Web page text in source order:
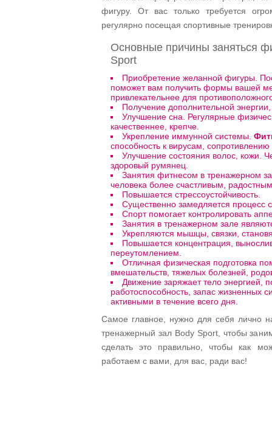
фигуру. От вас только требуется
регулярно посещая спортивные
Основные причины заняться
Sport
Приобретение желанной фигуры.
поможет вам получить формы вашей
привлекательнее для
Получение дополнительной
Улучшение сна. Регулярные
качественнее, крепче.
Укрепление иммунной системы.
способность к вирусам,
Улучшение состояния волос, кожи.
здоровый румянец.
Занятия фитнесом в тренажерном
человека более счастливым,
Повышается стрессоустойчивость.
Существенно замедляется процесс
Спорт помогает контролировать
Занятия в тренажерном зале
Укрепляются мышцы, связки,
Повышается концентрация,
переутомлением.
Отличная физическая подготовка
вмешательств, тяжелых болезней,
Движение заряжает тело энергией,
работоспособность, запас жизненных
активными в течение всего дня.
Самое главное, нужно для себя лично
тренажерный зал Body Sport, чтобы
сделать это правильно, чтобы как
работаем с вами, для вас, ради вас!